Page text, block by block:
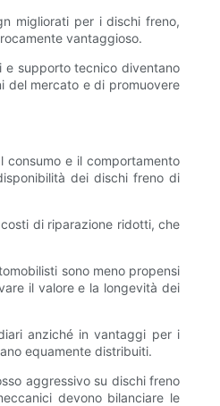
migliorati per i dischi freno,
vantaggioso.
e supporto tecnico diventano
del mercato e di promuovere
consumo e il comportamento
dei dischi freno di
di riparazione ridotti, che
sono meno propensi
il valore e la longevità dei
anziché in vantaggi per i
equamente distribuiti.
aggressivo su dischi freno
devono bilanciare le